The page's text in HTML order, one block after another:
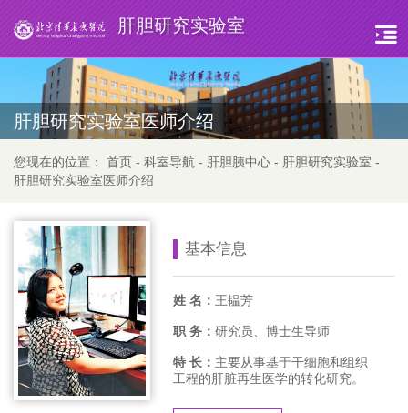
肝胆研究实验室
肝胆研究实验室医师介绍
您现在的位置： 首页 - 科室导航 - 肝胆胰中心 - 肝胆研究实验室 -
肝胆研究实验室医师介绍
基本信息
姓 名： 王韫芳
职 务： 研究员、博士生导师
特 长： 主要从事基于干细胞和组织
工程的肝脏再生医学的转化研究。